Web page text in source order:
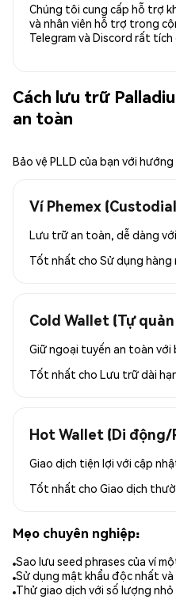
Chúng tôi cung cấp hỗ trợ
và nhân viên hỗ trợ trong
Telegram và Discord rất tích
Cách lưu trữ
an toàn
Bảo vệ PLLD của bạn với
Ví Phemex
Lưu trữ an toàn, dễ dàng
Tốt nhất cho Sử dụng hàng
Cold Wallet (Tự
Giữ ngoại tuyến an toàn với
Tốt nhất cho Lưu trữ dài
Hot Wallet (Di động/
Giao dịch tiện lợi với cập
Tốt nhất cho Giao dịch
Mẹo chuyên nghiệp:
Sao lưu seed phrases của ví
Sử dụng mật khẩu độc nhất
Thử giao dịch với số lượng